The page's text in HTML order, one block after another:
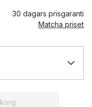
30 dagars prisgaranti
Matcha priset